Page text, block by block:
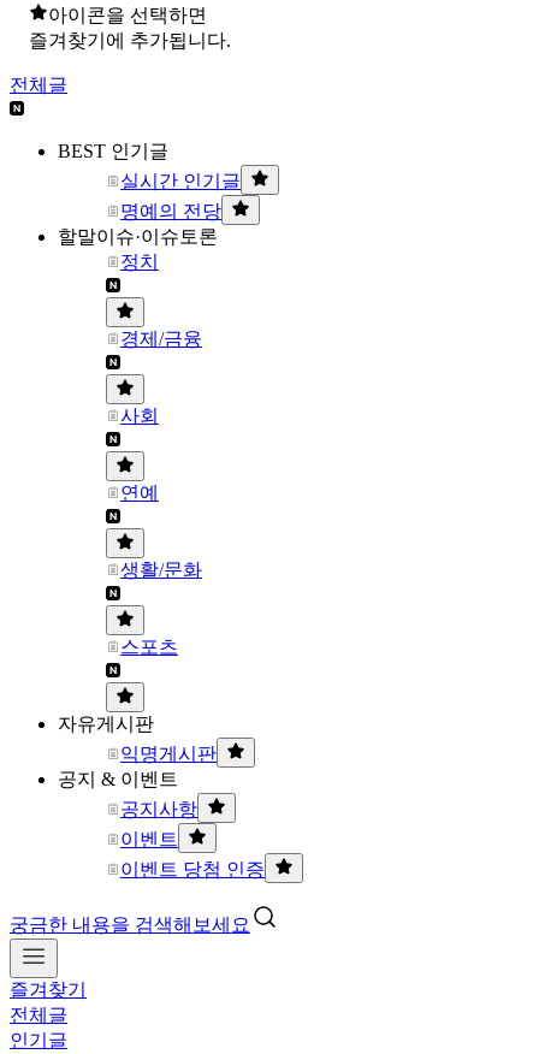
아이콘을 선택하면
즐겨찾기에 추가됩니다.
전체글
BEST 인기글
실시간 인기글
명예의 전당
할말이슈·이슈토론
정치
경제/금융
사회
연예
생활/문화
스포츠
자유게시판
익명게시판
공지 & 이벤트
공지사항
이벤트
이벤트 당첨 인증
궁금한 내용을 검색해보세요
즐겨찾기
전체글
인기글